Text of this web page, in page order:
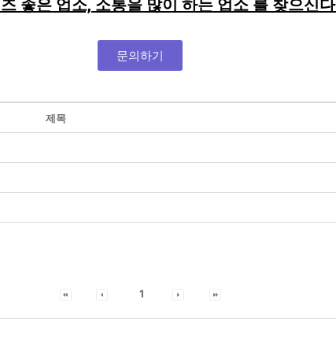
좋은 업소, 소통을 많이 하는 업소 를 찾으신
문의하기
제목
1